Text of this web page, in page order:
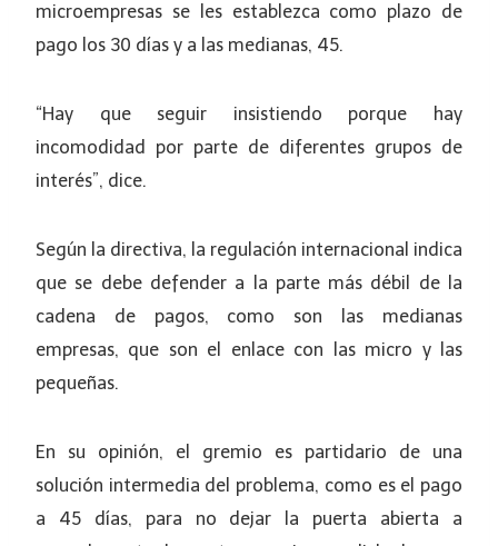
microempresas se les establezca como plazo de
pago los 30 días y a las medianas, 45.
“Hay que seguir insistiendo porque hay
incomodidad por parte de diferentes grupos de
interés”, dice.
Según la directiva, la regulación internacional indica
que se debe defender a la parte más débil de la
cadena de pagos, como son las medianas
empresas, que son el enlace con las micro y las
pequeñas.
En su opinión, el gremio es partidario de una
solución intermedia del problema, como es el pago
a 45 días, para no dejar la puerta abierta a